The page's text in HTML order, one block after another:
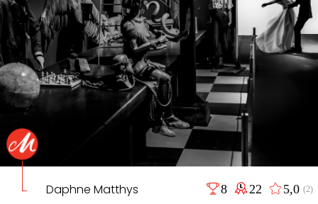
Daphne Matthys 8 22 5,0(2)